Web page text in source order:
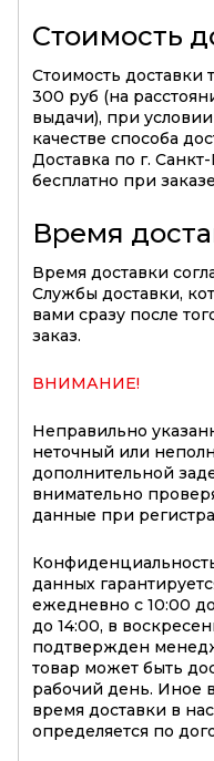
Стоимость
Стоимость доставки
300 руб (на
выдачи), при
качестве способа
Доставка по г.
бесплатно при
Время
Время доставки
Службы доставки,
вами сразу после
заказ.
ВНИМАНИЕ!
Неправильно
неточный или
дополнительной
внимательно
данные при
данных
ежедневно с 10:00 до
до 14:00, в
подтвержден
товар может быть
рабочий день. Иное
время доставки в
определяется по